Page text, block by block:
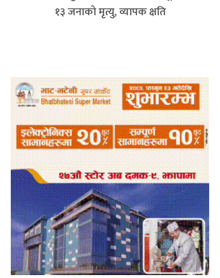
१३ जनाको मृत्यु, व्यापक क्षति